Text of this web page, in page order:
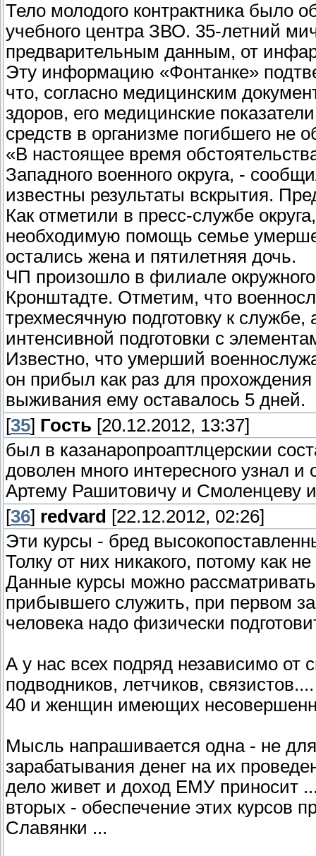
Тело молодого контрактника было
учебного центра ЗВО. 35-летний
предварительным данным, от
Эту информацию «Фонтанке»
что, согласно медицинским
здоров, его медицинские
средств в организме погибшего не
«В настоящее время
Западного военного округа, -
известны результаты вскрытия.
Как отметили в пресс-службе
необходимую помощь семье
остались жена и пятилетняя дочь.
ЧП произошло в филиале
Кронштадте. Отметим, что
трехмесячную подготовку к
интенсивной подготовки с
Известно, что умерший
он прибыл как раз для
выживания ему оставалось 5 дней.
[35] Гость [20.12.2012, 13:37]
был в казанаропроаптлцерскии
доволен много интересного узнал
Артему Рашитовичу и Смоленцеву
[36] redvard [22.12.2012, 02:26]
Эти курсы - бред
Толку от них никакого, потому как
Данные курсы можно
прибывшего служить, при первом
человека надо физически
А у нас всех подряд независимо от
подводников, летчиков,
40 и женщин имеющих
Мысль напрашивается одна - не
зарабатывания денег на их
дело живет и доход ЕМУ приносит
вторых - обеспечение этих курсов
Славянки ...